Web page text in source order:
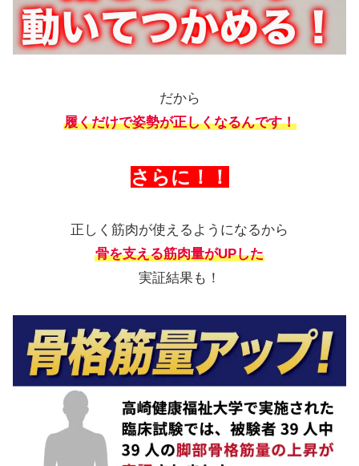
だから
履くだけで姿勢が正しくなるんです！
さらに！！
正しく筋肉が使えるようになるから
骨を支える筋肉量がUPした
実証結果も！